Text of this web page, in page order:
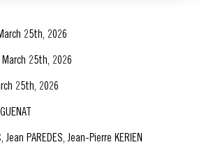
25th, 2026
March 25th, 2026
25th, 2026
Jean PAREDES, Jean-Pierre KERIEN